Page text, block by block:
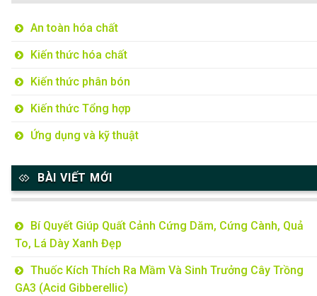
An toàn hóa chất
Kiến thức hóa chất
Kiến thức phân bón
Kiến thức Tổng hợp
Ứng dụng và kỹ thuật
BÀI VIẾT MỚI
Bí Quyết Giúp Quất Cảnh Cứng Dăm, Cứng Cành, Quả
To, Lá Dày Xanh Đẹp
Thuốc Kích Thích Ra Mầm Và Sinh Trưởng Cây Trồng
GA3 (Acid Gibberellic)